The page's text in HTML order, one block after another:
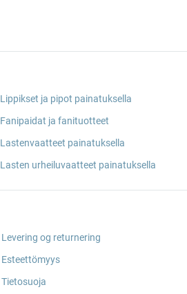
Lippikset ja pipot painatuksella
Fanipaidat ja fanituotteet
Lastenvaatteet painatuksella
Lasten urheiluvaatteet painatuksella
Levering og returnering
Esteettömyys
Tietosuoja